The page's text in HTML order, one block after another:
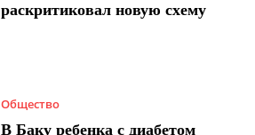
раскритиковал новую схему
Общество
В Баку ребенка с диабетом